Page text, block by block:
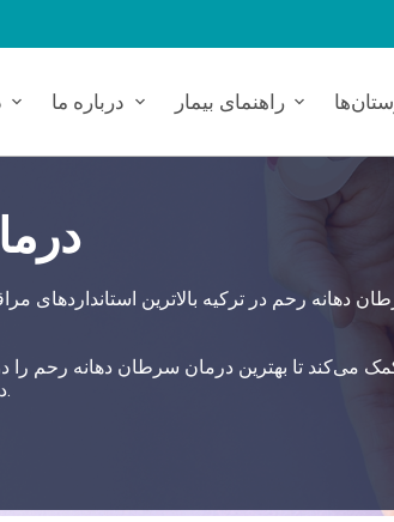
درباره ما راهنمای بیمار
دهانه رحم در ترکیه بالاترین استانداردهای
درجه در کلیه زمینه‌های بهداشتی از طریق بیمارستان‌های وابسته اتخاذ می‌کند.